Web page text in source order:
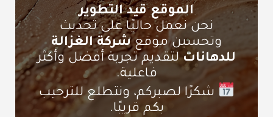
الموقع قيد التطوير
نحن نعمل حاليًا على تحديث
وتحسين موقعشركة الغزالة
للدهاناتلتقديم تجربة أفضل وأكثر
فاعلية.
شكرًا لصبركم، ونتطلع للترحيب
بكم قريبًا.